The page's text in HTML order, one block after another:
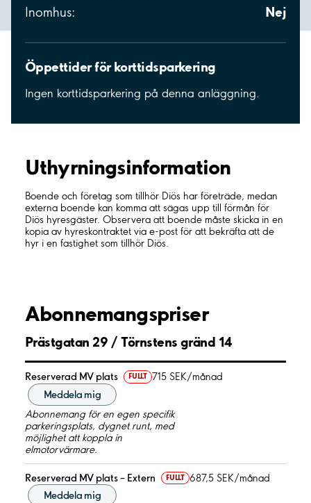
Inomhus: Nej
Öppettider för korttidsparkering
Ingen korttidsparkering på denna anläggning.
Uthyrnings­information
Boende och företag som tillhör Diös har företräde, medan
externa boende kan komma att sägas upp till förmån för
Diös hyresgäster. Observera att boende måste skicka in en
kopia av hyreskontraktet via e-post för att bekräfta att de
hyr i en fastighet som tillhör Diös.
Abonnemangspriser
Prästgatan 29 / Törnstens gränd 14
Reserverad MV plats FULLT 715 SEK/månad
Meddela mig
Abonnemang för en egen specifik
parkeringsplats, dygnet runt, med
möjlighet att koppla in
elmotorvärmare.
Reserverad MV plats – Extern FULLT 687,5 SEK/månad
Meddela mig